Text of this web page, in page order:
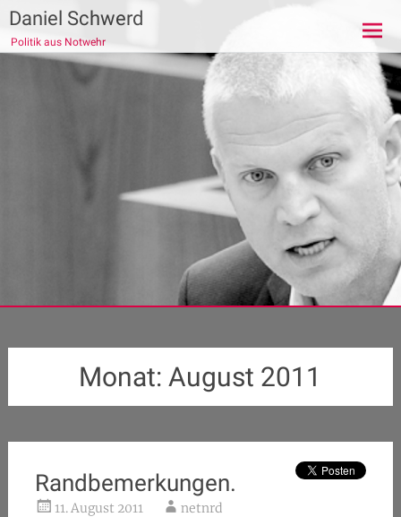
Zum
Inhalt
springen
Daniel Schwerd
Politik aus Notwehr
Monat:August 2011
Randbemerkungen.
11. August 2011 netnrd